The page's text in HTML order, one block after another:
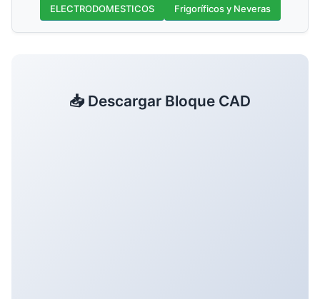
ELECTRODOMESTICOS Frigoríficos y Neveras
📥 Descargar Bloque CAD